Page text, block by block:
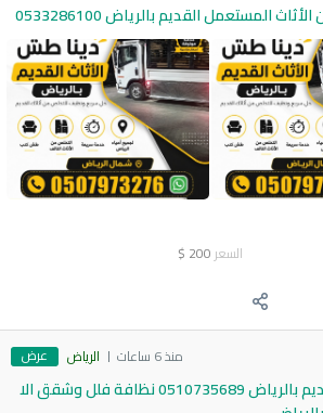
المستعمل القديم بالرياض 0533286100
السعر 200
$
منذ 6 ساعات الرياض عرض
طش عفش قديم بالرياض 0510735689 نظافة فلل وشقق الا